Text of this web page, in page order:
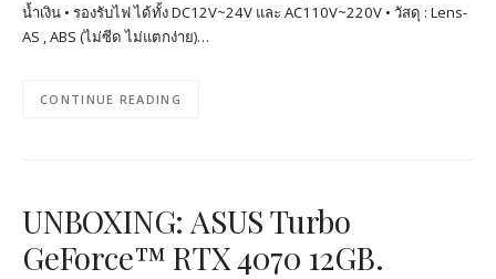
น้ำเงิน • รองรับไฟ ได้ทั้ง DC12V~24V และ AC110V~220V • วัสดุ : Lens-
AS , ABS (ไม่ซีด ไม่แตกง่าย)…
CONTINUE READING
UNBOXING: ASUS Turbo
GeForce™ RTX 4070 12GB.